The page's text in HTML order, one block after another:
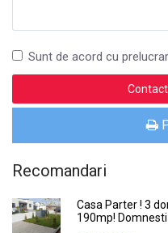
Sunt de acord cu
Recomandari
Casa Parter ! 3
190mp! Domnesti